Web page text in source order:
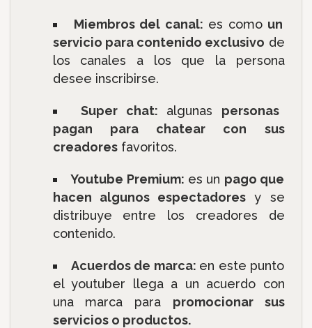
Miembros del canal: es como un
servicio para contenido exclusivo de
los canales a los que la persona
desee inscribirse.
Super chat: algunas personas
pagan para chatear con sus
creadoresfavoritos.
Youtube Premium: es un pago que
hacen algunos espectadores y se
distribuye entre los creadores de
contenido.
Acuerdos de marca: en este punto
el youtuber llega a un acuerdo con
una marca para promocionar sus
servicios o productos.